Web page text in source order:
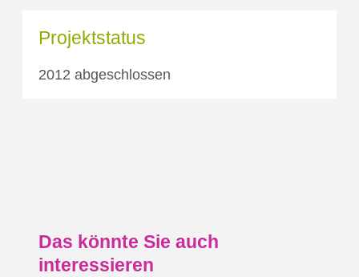
Projektstatus
2012 abgeschlossen
Das könnte Sie auch
interessieren